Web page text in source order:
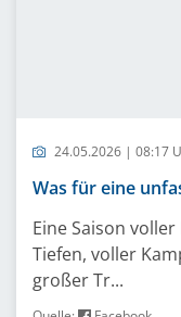
24.05.2026 | 08:17
Was für eine
Eine Saison
Tiefen, voller
großer Tr...